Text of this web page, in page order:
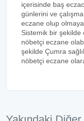
içerisinde baş
günlerini ve
eczane olup
Sistemik bir
nöbetçi eczane
şekilde Çumra
nöbetçi eczane